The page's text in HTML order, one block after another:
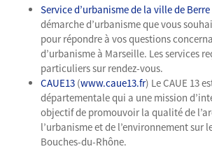
Service d’urbanisme de la ville de Berre
démarche d’urbanisme que vous
pour répondre à vos questions
d’urbanisme à Marseille. Les services
particuliers sur rendez-vous.
CAUE13 (www.caue13.fr) Le CAUE 13
départementale qui a une mission
objectif de promouvoir la qualité de
l’urbanisme et de l’environnement sur
Bouches-du-Rhône.